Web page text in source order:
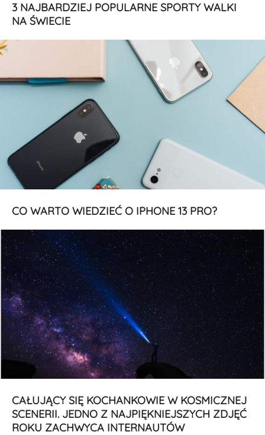
3 NAJBARDZIEJ POPULARNE SPORTY WALKI
NA ŚWIECIE
CO WARTO WIEDZIEĆ O IPHONE 13 PRO?
CAŁUJĄCY SIĘ KOCHANKOWIE W KOSMICZNEJ
SCENERII. JEDNO Z NAJPIĘKNIEJSZYCH ZDJĘĆ
ROKU ZACHWYCA INTERNAUTÓW